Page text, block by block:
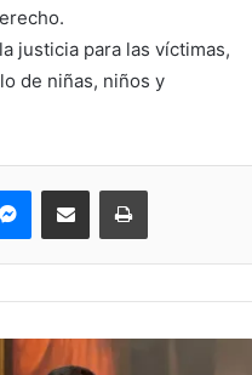
justicia para las víctimas,
de niñas, niños y
Messenger
Share via Email Print